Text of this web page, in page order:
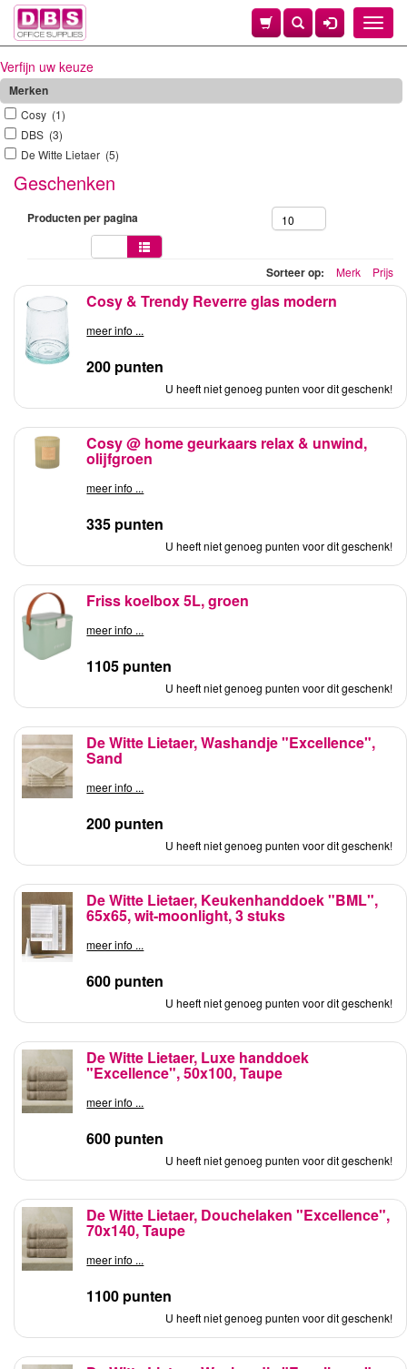
Toggle
Verfijn uw keuze
Merken
Cosy (1)
DBS (3)
De Witte Lietaer (5)
Geschenken
Producten per pagina 10
Sorteer op: Merk Prijs
Cosy & Trendy Reverre glas modern
meer info ...
200 punten
U heeft niet genoeg punten voor dit geschenk!
Cosy @ home geurkaars relax & unwind,
olijfgroen
meer info ...
335 punten
U heeft niet genoeg punten voor dit geschenk!
Friss koelbox 5L, groen
meer info ...
1105 punten
U heeft niet genoeg punten voor dit geschenk!
De Witte Lietaer, Washandje "Excellence",
Sand
meer info ...
200 punten
U heeft niet genoeg punten voor dit geschenk!
De Witte Lietaer, Keukenhanddoek "BML",
65x65, wit-moonlight, 3 stuks
meer info ...
600 punten
U heeft niet genoeg punten voor dit geschenk!
De Witte Lietaer, Luxe handdoek
"Excellence", 50x100, Taupe
meer info ...
600 punten
U heeft niet genoeg punten voor dit geschenk!
De Witte Lietaer, Douchelaken "Excellence",
70x140, Taupe
meer info ...
1100 punten
U heeft niet genoeg punten voor dit geschenk!